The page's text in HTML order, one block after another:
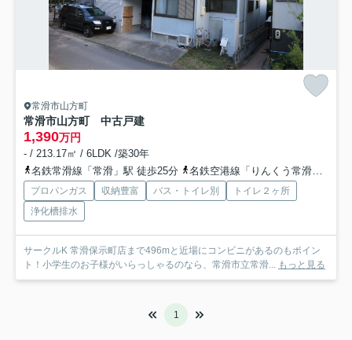
常滑市山方町
常滑市山方町 中古戸建
1,390万円
- / 213.17㎡ / 6LDK /築30年
名鉄常滑線「常滑」駅 徒歩25分
名鉄空港線「りんくう常滑」駅 徒歩35分
プロパンガス 収納豊富 バス・トイレ別
トイレ２ヶ所
浄化槽排水
サークルK 常滑保示町店まで496mと近場にコンビニがあるのもポイン
ト！小学生のお子様がいらっしゃるのなら、常滑市立常滑...
もっと見る
1